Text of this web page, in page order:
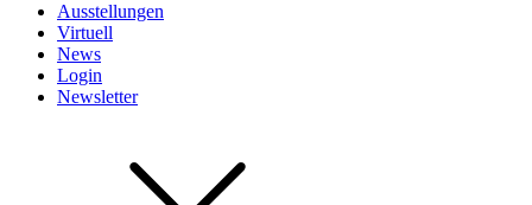
Ausstellungen
Virtuell
News
Login
Newsletter